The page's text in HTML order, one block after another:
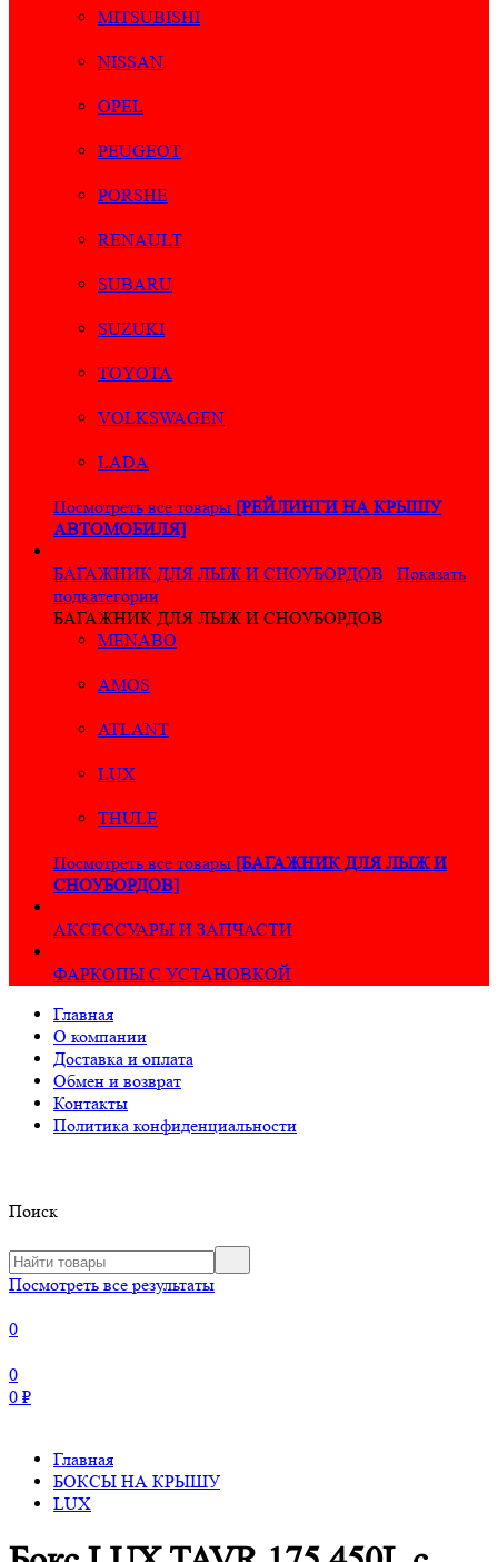
MITSUBISHI
NISSAN
OPEL
PEUGEOT
PORSHE
RENAULT
SUBARU
SUZUKI
TOYOTA
VOLKSWAGEN
LADA
Посмотреть все товары [РЕЙЛИНГИ НА КРЫШУ
АВТОМОБИЛЯ]
БАГАЖНИК ДЛЯ ЛЫЖ И СНОУБОРДОВ
Показать
подкатегории
БАГАЖНИК ДЛЯ ЛЫЖ И СНОУБОРДОВ
MENABO
AMOS
ATLANT
LUX
THULE
Посмотреть все товары [БАГАЖНИК ДЛЯ ЛЫЖ И
СНОУБОРДОВ]
АКСЕССУАРЫ И ЗАПЧАСТИ
ФАРКОПЫ С УСТАНОВКОЙ
Главная
О компании
Доставка и оплата
Обмен и возврат
Контакты
Политика конфиденциальности
Поиск
Посмотреть все результаты
0
0
0 ₽
Главная
БОКСЫ НА КРЫШУ
LUX